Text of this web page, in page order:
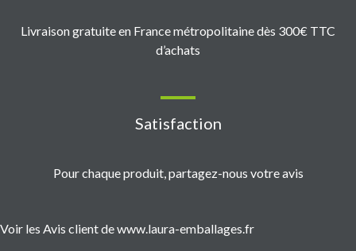
Livraison gratuite en France métropolitaine dès 300€ TTC
d’achats
Satisfaction
Pour chaque produit, partagez-nous votre avis
Voir les Avis client de www.laura-emballages.fr